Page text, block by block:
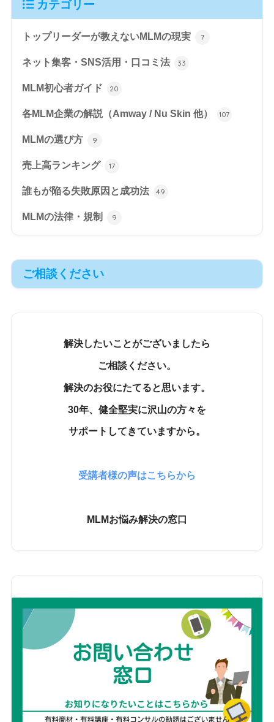
カテゴリー
トップリーダーが教えないMLMの現実 7
ネット集客・SNS活用・口コミ法 33
MLM初心者ガイド 20
各MLM企業の解説（Amway / Nu Skin 他） 107
MLMの選び方 9
売上高ランキング 17
誰もが陥る失敗原因と成功法 49
MLMの法律・規制 9
ご相談ください
解決したいことがございましたら
ご相談ください。
解決のお役にたてると思います。
30年、健全堅実に沢山の方々を
サポートしてきていますから。
受講者様の声はこちらから
MLMお悩み解決の窓口